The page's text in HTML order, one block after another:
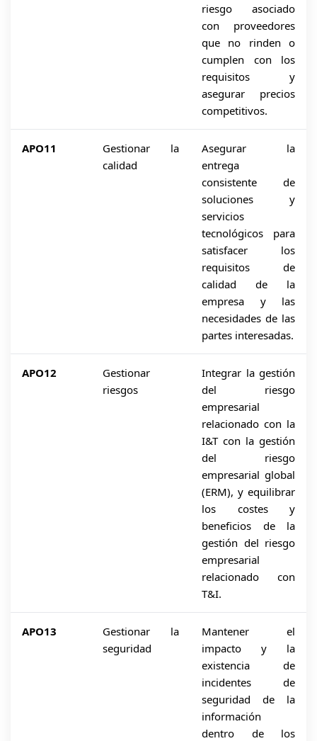
riesgo asociado
con proveedores
que no rinden o
cumplen con los
requisitos y
asegurar precios
competitivos.
APO11
Gestionar la
calidad
Asegurar la
entrega
consistente de
soluciones y
servicios
tecnológicos para
satisfacer los
requisitos de
calidad de la
empresa y las
necesidades de las
partes interesadas.
APO12
Gestionar
riesgos
Integrar la gestión
del riesgo
empresarial
relacionado con la
I&T con la gestión
del riesgo
empresarial global
(ERM), y equilibrar
los costes y
beneficios de la
gestión del riesgo
empresarial
relacionado con
T&I.
APO13
Gestionar la
seguridad
Mantener el
impacto y la
existencia de
incidentes de
seguridad de la
información
dentro de los